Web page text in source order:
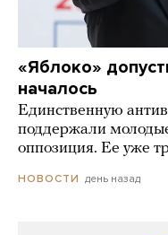
«Яблоко»
началось
Единственную
поддержали
оппозиция. Ее уже
НОВОСТИ день назад